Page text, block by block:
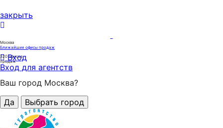
закрыть
Москва
Ближайшие офисы продаж
320офисов
продаж
Вход
Вход для агентств
Ваш город Москва?
Да
Выбрать город